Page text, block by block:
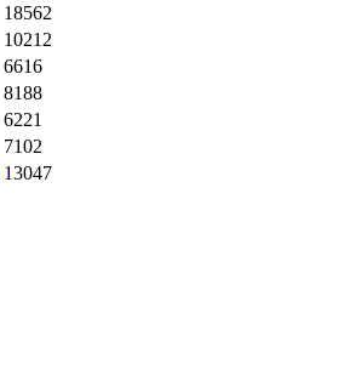
18562
10212
6616
8188
6221
7102
13047